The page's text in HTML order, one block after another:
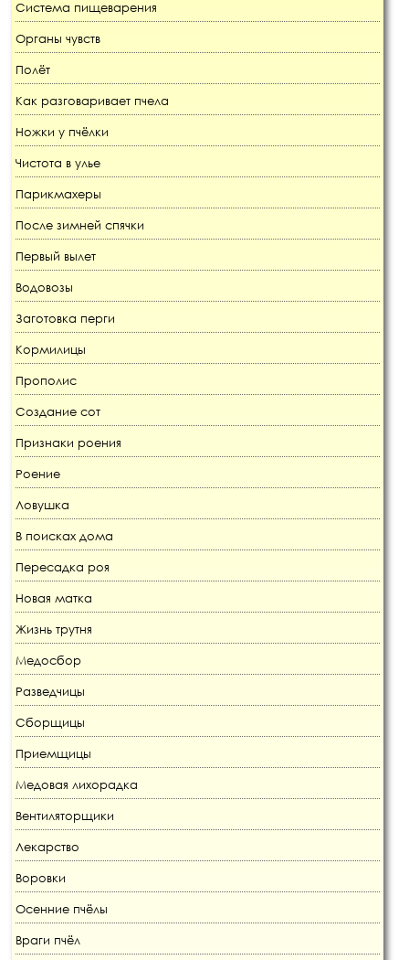
Система пищеварения
Органы чувств
Полёт
Как разговаривает пчела
Ножки у пчёлки
Чистота в улье
Парикмахеры
После зимней спячки
Первый вылет
Водовозы
Заготовка перги
Кормилицы
Прополис
Создание сот
Признаки роения
Роение
Ловушка
В поисках дома
Пересадка роя
Новая матка
Жизнь трутня
Медосбор
Разведчицы
Сборщицы
Приемщицы
Медовая лихорадка
Вентиляторщики
Лекарство
Воровки
Осенние пчёлы
Враги пчёл